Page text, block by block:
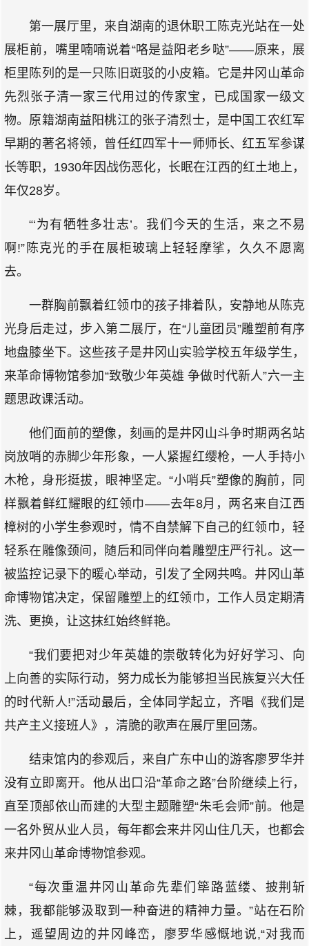
第一展厅里，来自湖南的退休职工陈克光站在一处
展柜前，嘴里喃喃说着“咯是益阳老乡哒”——原来，展
柜里陈列的是一只陈旧斑驳的小皮箱。它是井冈山革命
先烈张子清一家三代用过的传家宝，已成国家一级文
物。原籍湖南益阳桃江的张子清烈士，是中国工农红军
早期的著名将领，曾任红四军十一师师长、红五军参谋
长等职，1930年因战伤恶化，长眠在江西的红土地上，
年仅28岁。
“‘为有牺牲多壮志’。我们今天的生活，来之不易
啊!”陈克光的手在展柜玻璃上轻轻摩挲，久久不愿离
去。
一群胸前飘着红领巾的孩子排着队，安静地从陈克
光身后走过，步入第二展厅，在“儿童团员”雕塑前有序
地盘膝坐下。这些孩子是井冈山实验学校五年级学生，
来革命博物馆参加“致敬少年英雄 争做时代新人”六一主
题思政课活动。
他们面前的塑像，刻画的是井冈山斗争时期两名站
岗放哨的赤脚少年形象，一人紧握红缨枪，一人手持小
木枪，身形挺拔，眼神坚定。“小哨兵”塑像的胸前，同
样飘着鲜红耀眼的红领巾——去年8月，两名来自江西
樟树的小学生参观时，情不自禁解下自己的红领巾，轻
轻系在雕像颈间，随后和同伴向着雕塑庄严行礼。这一
被监控记录下的暖心举动，引发了全网共鸣。井冈山革
命博物馆决定，保留雕塑上的红领巾，工作人员定期清
洗、更换，让这抹红始终鲜艳。
“我们要把对少年英雄的崇敬转化为好好学习、向
上向善的实际行动，努力成长为能够担当民族复兴大任
的时代新人!”活动最后，全体同学起立，齐唱《我们是
共产主义接班人》，清脆的歌声在展厅里回荡。
结束馆内的参观后，来自广东中山的游客廖罗华并
没有立即离开。他从出口沿“革命之路”台阶继续上行，
直至顶部依山而建的大型主题雕塑“朱毛会师”前。他是
一名外贸从业人员，每年都会来井冈山住几天，也都会
来井冈山革命博物馆参观。
“每次重温井冈山革命先辈们筚路蓝缕、披荆斩
棘，我都能够汲取到一种奋进的精神力量。”站在石阶
上，遥望周边的井冈峰峦，廖罗华感慨地说,“对我而